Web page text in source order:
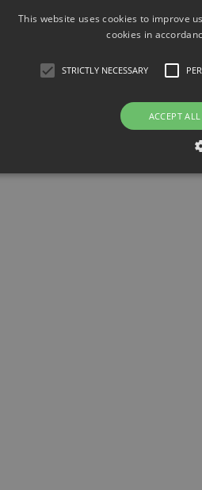
This website uses cookies to improve
cookies in
STRICTLY NECESSARY
ACCEPT ALL